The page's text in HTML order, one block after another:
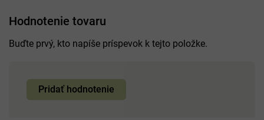
Hodnotenie tovaru
Buďte prvý, kto napíše príspevok k tejto položke.
Pridať hodnotenie